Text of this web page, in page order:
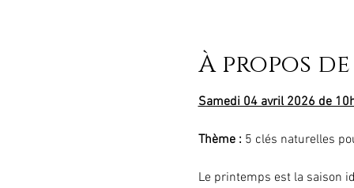
À propos
Samedi 04 avril 2026 de
Thème : 5 clés naturelles
Le printemps est la saison